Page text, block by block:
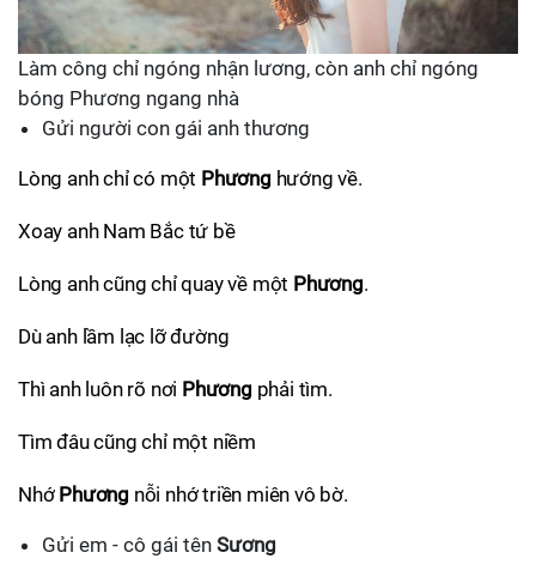
Làm công chỉ ngóng nhận lương, còn anh chỉ ngóng
bóng Phương ngang nhà
Gửi người con gái anh thương
Lòng anh chỉ có một Phương hướng về.
Xoay anh Nam Bắc tứ bề
Lòng anh cũng chỉ quay về một Phương.
Dù anh lầm lạc lỡ đường
Thì anh luôn rõ nơi Phương phải tìm.
Tìm đâu cũng chỉ một niềm
Nhớ Phương nỗi nhớ triền miên vô bờ.
Gửi em - cô gái tên Sương